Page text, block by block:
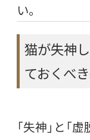
い。
猫が失神
ておくべ
「失神」と「